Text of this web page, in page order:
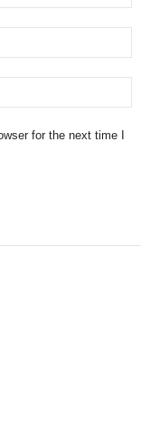
for the next time I